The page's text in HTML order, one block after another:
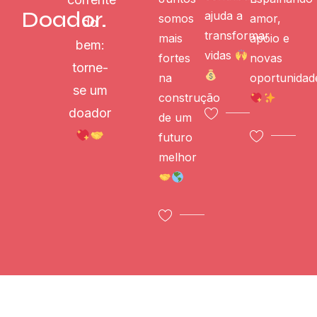
Doador.
do
bem:
torne-
se um
doador
somos
mais
fortes
na
construção
de um
futuro
melhor
ajuda a
transformar
vidas
amor,
apoio e
novas